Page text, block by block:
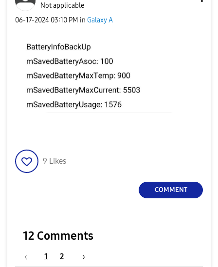
Not applicable
‎06-17-2024 03:10 PM in Galaxy A
9 Likes
COMMENT
12 Comments
1 2